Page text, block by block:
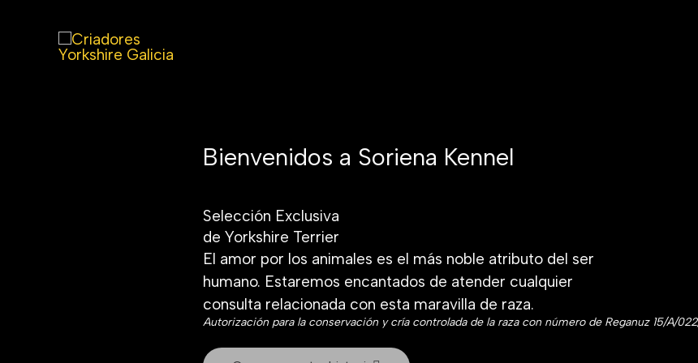
contenido
Bienvenidos a Soriena Kennel
Selección Exclusiva
de Yorkshire Terrier
El amor por los animales es el más noble atributo del ser
humano. Estaremos encantados de atender cualquier
consulta relacionada con esta maravilla de raza.
Autorización para la conservación y cría controlada de la raza con número de Reganuz 15/A/